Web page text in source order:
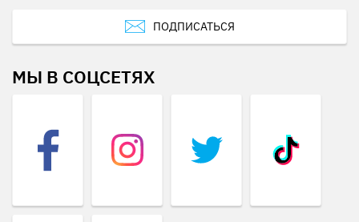
ПОДПИСАТЬСЯ
МЫ В СОЦСЕТЯХ